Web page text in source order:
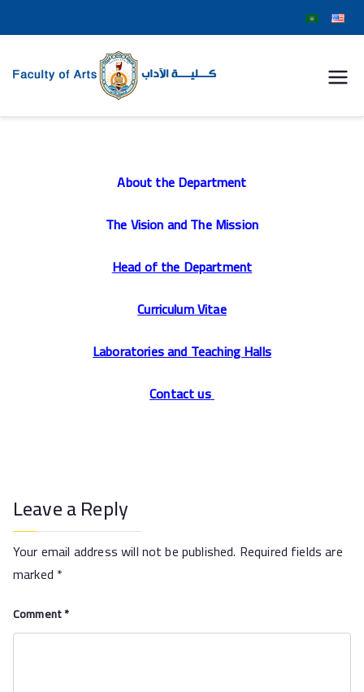
جامعة
سوهاج
About the Department
The Vision and The Mission
Head of the Department
Curriculum Vitae
Laboratories and Teaching Halls
Contact us
Leave a Reply
Your email address will not be published. Required fields are
marked *
Comment*